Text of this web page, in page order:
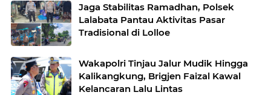
Jaga Stabilitas Ramadhan, Polsek
Lalabata Pantau Aktivitas Pasar
Tradisional di Lolloe
Wakapolri Tinjau Jalur Mudik Hingga
Kalikangkung, Brigjen Faizal Kawal
Kelancaran Lalu Lintas